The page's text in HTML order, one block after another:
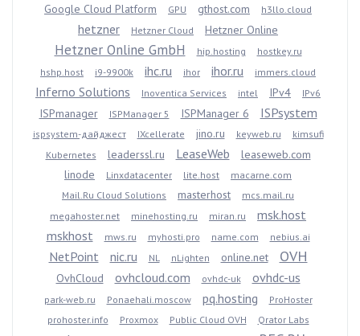
Google Cloud Platform
GPU gthost.com h3llo.cloud
hetzner Hetzner Cloud Hetzner Online
Hetzner Online GmbH hip.hosting
hostkey.ru
hshp.host
i9-9900k ihc.ru ihor ihor.ru immers.cloud
Inferno Solutions Inoventica Services intel IPv4 IPv6
ISPmanager ISPManager 5 ISPManager 6 ISPsystem
ispsystem-дайджест IXcellerate jino.ru keyweb.ru
kimsufi
Kubernetes
leaderssl.ru LeaseWeb
leaseweb.com
linode
Linxdatacenter lite.host
macarne.com
Mail.Ru Cloud Solutions
masterhost
mcs.mail.ru
megahoster.net
minehosting.ru miran.ru
msk.host
mskhost
mws.ru myhosti.pro name.com nebius.ai
NetPoint nic.ru NL nLighten online.net OVH
OvhCloud ovhcloud.com ovhdc-uk ovhdc-us
park-web.ru Ponaehali.moscow pq.hosting
ProHoster
prohoster.info
Proxmox Public Cloud OVH Qrator Labs